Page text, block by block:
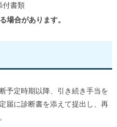
付書類
場合があります。
予定時期以降、引き続き手当を
届に診断書を添えて提出し、再